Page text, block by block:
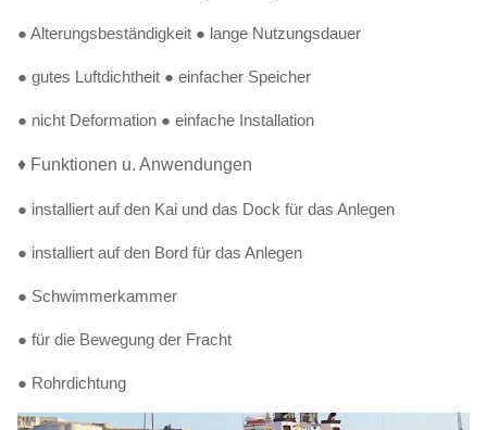
● Alterungsbeständigkeit ● lange Nutzungsdauer
● gutes Luftdichtheit ● einfacher Speicher
● nicht Deformation ● einfache Installation
♦ Funktionen u. Anwendungen
● installiert auf den Kai und das Dock für das Anlegen
● installiert auf den Bord für das Anlegen
● Schwimmerkammer
● für die Bewegung der Fracht
● Rohrdichtung